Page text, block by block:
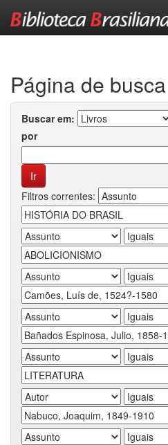
Página de busca
Buscar em:
por
Filtros correntes: